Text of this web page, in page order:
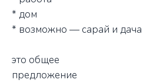
* дом
* возможно — сарай и дача
это общее
предложение